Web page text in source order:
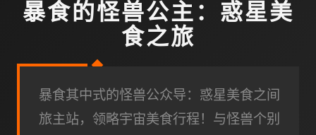
暴食的怪兽公主：惑星美
食之旅
暴食其中式的怪兽公众导：惑星美食之间
旅主站，领略宇宙美食行程！与怪兽个别